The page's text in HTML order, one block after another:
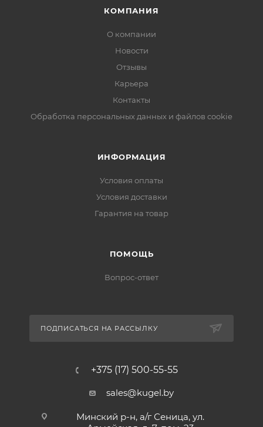
КОМПАНИЯ
О компании
Новости
Отзывы
Карьера
Контакты
Обработка персональных данных и файлов cookie
ИНФОРМАЦИЯ
Условия оплаты
Условия доставки
Гарантия на товар
ПОМОЩЬ
Вопрос-ответ
ПОДПИСАТЬСЯ НА РАССЫЛКУ
+375 (17) 500-55-55
sales@kugel.by
Минский р-н, а/г Сеница, ул.